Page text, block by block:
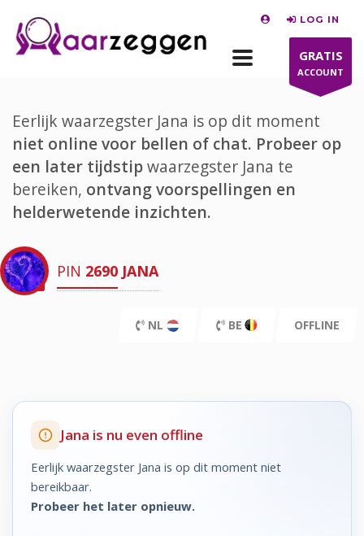
LOG IN
GRATIS
ACCOUNT
Eerlijk waarzegster Jana is op dit moment
niet online voor bellen of chat. Probeer op
een later tijdstipwaarzegster Jana te
bereiken, ontvang voorspellingen en
helderwetende inzichten.
PIN 2690 JANA
NL BE OFFLINE
Jana is nu even offline
Eerlijk waarzegster Jana is op dit moment niet
bereikbaar.
Probeer het later opnieuw.